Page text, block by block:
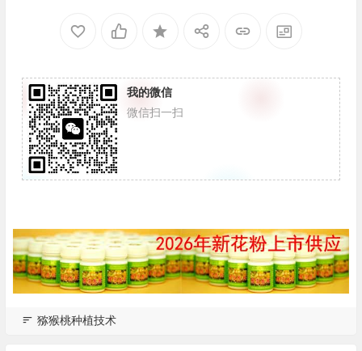
我的微信
微信扫一扫
猕猴桃种植技术